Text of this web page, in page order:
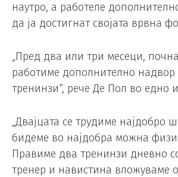
наутро, а работеле
да ја достигнат својата врвна
„Пред два или три месеци,
работиме дополнително надвор
тренинзи“, рече Де Пол во едно
„Двајцата се трудиме најдобро
бидеме во најдобра можна
Правиме два тренинзи дневно
тренер и навистина вложуваме